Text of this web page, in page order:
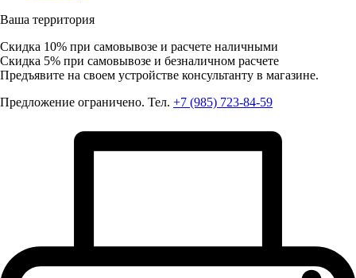
Ваша территория
Скидка 10% при самовывозе и расчете наличными
Скидка 5% при самовывозе и безналичном расчете
Предъявите на своем устройстве консультанту в магазине.
Предложение ограничено. Тел. +7 (985) 723-84-59